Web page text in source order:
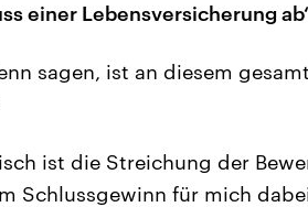
einer Lebensversicherung
sagen, ist an diesem
ist die Streichung der
Schlussgewinn für mich